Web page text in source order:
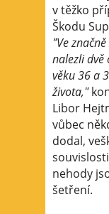
v těžko
Škodu
"Ve
nalezli dvě
věku 36 a
života,"
Libor
vůbec
dodal,
nehody
šetření.